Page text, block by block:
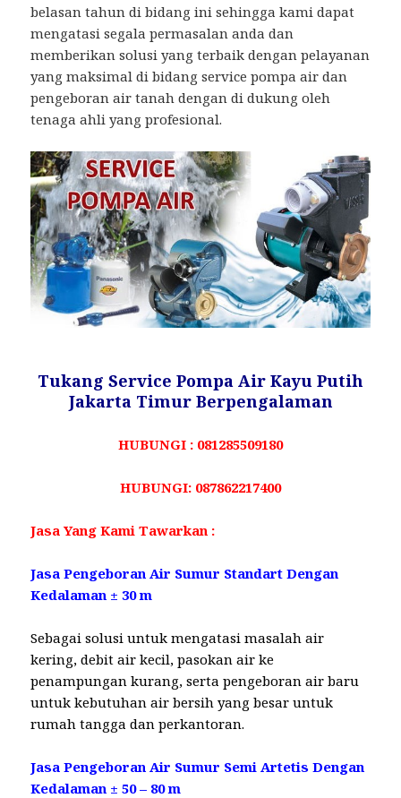
belasan tahun di bidang ini sehingga kami dapat
mengatasi segala permasalan anda dan
memberikan solusi yang terbaik dengan pelayanan
yang maksimal di bidang service pompa air dan
pengeboran air tanah dengan di dukung oleh
tenaga ahli yang profesional.
Tukang Service Pompa Air Kayu Putih
Jakarta Timur Berpengalaman
HUBUNGI : 081285509180
HUBUNGI: 087862217400
Jasa Yang Kami Tawarkan :
Jasa Pengeboran Air Sumur Standart Dengan
Kedalaman ± 30 m
Sebagai solusi untuk mengatasi masalah air
kering, debit air kecil, pasokan air ke
penampungan kurang, serta pengeboran air baru
untuk kebutuhan air bersih yang besar untuk
rumah tangga dan perkantoran.
Jasa Pengeboran Air Sumur Semi Artetis Dengan
Kedalaman ± 50 – 80 m